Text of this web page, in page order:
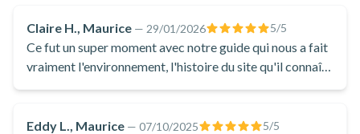
Claire H., Maurice — 29/01/2026 5/5
Ce fut un super moment avec notre guide qui nous a fait
vraiment l'environnement, l'histoire du site qu'il connaît
Eddy L., Maurice — 07/10/2025 5/5